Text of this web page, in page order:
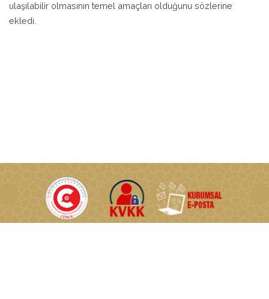
ulaşılabilir olmasının temel amaçları olduğunu sözlerine
ekledi.